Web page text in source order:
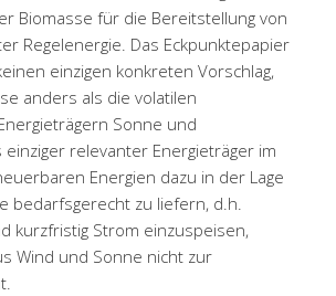
Biomasse für die Bereitstellung von
Regelenergie. Das Eckpunktepapier
einzigen konkreten Vorschlag,
anders als die volatilen
Sonne und
einziger relevanter Energieträger im
Energien dazu in der Lage
bedarfsgerecht zu liefern, d.h.
kurzfristig Strom einzuspeisen,
Wind und Sonne nicht zur